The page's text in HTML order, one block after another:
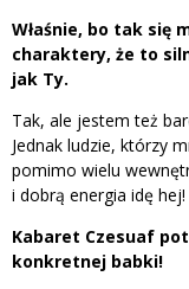
Właśnie, bo tak się
charaktery, że to
jak Ty.
Tak, ale jestem też
Jednak ludzie, którzy
pomimo wielu
i dobrą energia idę
Kabaret Czesuaf
konkretnej babki!